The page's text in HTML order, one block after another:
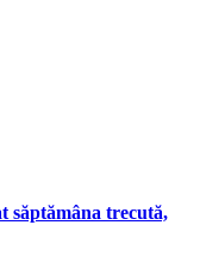
săptămâna trecută,